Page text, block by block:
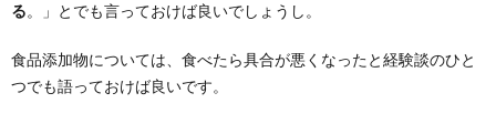
る。」とでも言っておけば良いでしょうし。
食品添加物については、食べたら具合が悪くなったと経験談のひと
つでも語っておけば良いです。